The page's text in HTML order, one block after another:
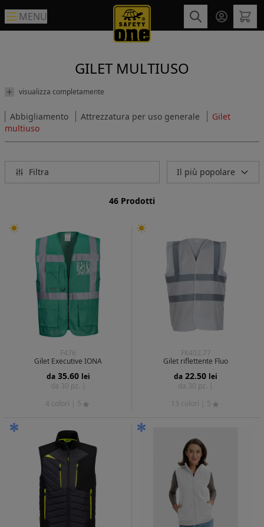
MENU
GILET MULTIUSO
visualizza completamente
Abbigliamento Attrezzatura per uso generale
Gilet
multiuso
Filtra Il più popolare
46 Prodotti
F476
Gilet Executive IONA
da 35.60 lei
da 30 pz. |
4 colori
| 5
FK402.77
Gilet riflettente Fluo
da 22.50 lei
da 30 pz. |
13 colori
| 5